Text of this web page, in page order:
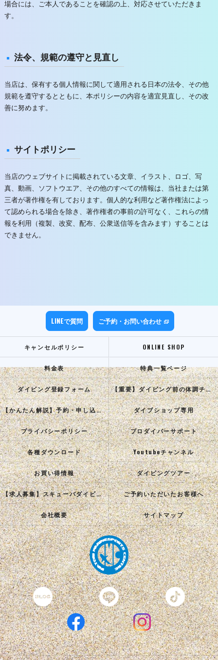
場合には、ご本人であることを確認の上、対応させていただきま
す。
法令、規範の遵守と見直し
当店は、保有する個人情報に関して適用される日本の法令、その他
規範を遵守するとともに、本ポリシーの内容を適宜見直し、その改
善に努めます。
サイトポリシー
当店のウェブサイトに掲載されている文章、イラスト、ロゴ、写
真、動画、ソフトウエア、その他のすべての情報は、当社または第
三者が著作権を有しております。個人的な利用など著作権法によっ
て認められる場合を除き、著作権者の事前の許可なく、これらの情
報を利用（複製、改変、配布、公衆送信等を含みます）することは
できません。
LINEで質問 ご予約・お問い合わせ
キャンセルポリシー ONLINE SHOP
料金表 特典一覧ページ
ダイビング登録フォーム 【重要】ダイビング前の体調チェック
【かんたん解説】予約・申し込み手順 ダイブショップ専用
プライバシーポリシー プロダイバーサポート
各種ダウンロード Youtubeチャンネル
お買い得情報 ダイビングツアー
【求人募集】スキューバダイビングインストラクターを目指す正社員を募集中！ ご予約いただいたお客様へ
会社概要 サイトマップ